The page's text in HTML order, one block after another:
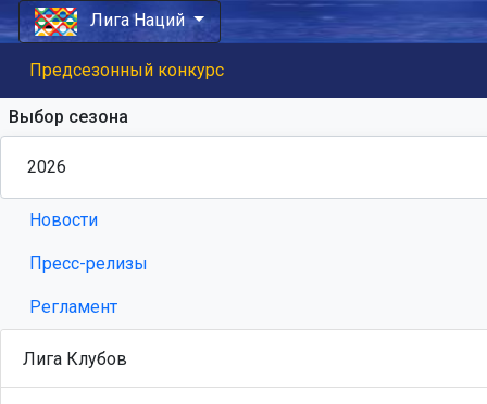
Лига Наций
Предсезонный конкурс
Выбор сезона
Новости
Пресс-релизы
Регламент
Лига Клубов